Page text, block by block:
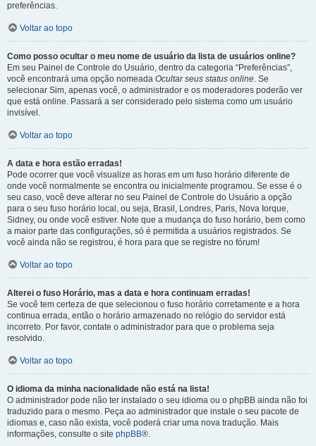
preferências.
Voltar ao topo
Como posso ocultar o meu nome de usuário da lista de usuários online?
Em seu Painel de Controle do Usuário, dentro da categoria “Preferências”,
você encontrará uma opção nomeada Ocultar seus status online. Se
selecionar Sim, apenas você, o administrador e os moderadores poderão ver
que está online. Passará a ser considerado pelo sistema como um usuário
invisível.
Voltar ao topo
A data e hora estão erradas!
Pode ocorrer que você visualize as horas em um fuso horário diferente de
onde você normalmente se encontra ou inicialmente programou. Se esse é o
seu caso, você deve alterar no seu Painel de Controle do Usuário a opção
para o seu fuso horário local, ou seja, Brasil, Londres, Paris, Nova Iorque,
Sidney, ou onde você estiver. Note que a mudança do fuso horário, bem como
a maior parte das configurações, só é permitida a usuários registrados. Se
você ainda não se registrou, é hora para que se registre no fórum!
Voltar ao topo
Alterei o fuso Horário, mas a data e hora continuam erradas!
Se você tem certeza de que selecionou o fuso horário corretamente e a hora
continua errada, então o horário armazenado no relógio do servidor está
incorreto. Por favor, contate o administrador para que o problema seja
resolvido.
Voltar ao topo
O idioma da minha nacionalidade não está na lista!
O administrador pode não ter instalado o seu idioma ou o phpBB ainda não foi
traduzido para o mesmo. Peça ao administrador que instale o seu pacote de
idiomas e, caso não exista, você poderá criar uma nova tradução. Mais
informações, consulte o site phpBB®.